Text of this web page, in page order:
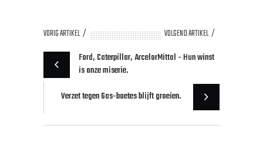
VORIG ARTIKEL
VOLGEND ARTIKEL
Ford, Caterpillar, ArcelorMittal - Hun winst
is onze miserie.
Verzet tegen Gas-boetes blijft groeien.